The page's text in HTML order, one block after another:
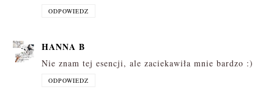
ODPOWIEDZ
HANNA B
Nie znam tej esencji, ale zaciekawiła mnie bardzo :)
ODPOWIEDZ